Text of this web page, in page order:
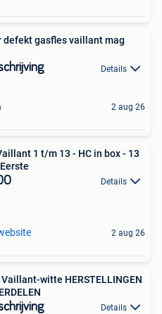
vaillant mag
Details
2 aug 26
1 t/m 13 - HC in box - 13
Details
2 aug 26
witte HERSTELLINGEN
Details